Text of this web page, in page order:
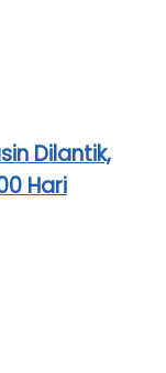
Dilantik,
Hari